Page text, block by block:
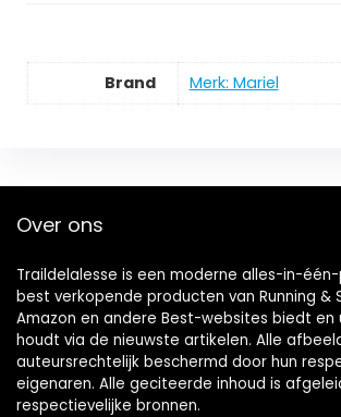
Brand Merk: Mariel
Over ons
Traildelalesse is een moderne alles-in-
best verkopende producten van Running &
Amazon en andere Best-websites biedt
houdt via de nieuwste artikelen. Alle
auteursrechtelijk beschermd door hun
eigenaren. Alle geciteerde inhoud is
respectievelijke bronnen.